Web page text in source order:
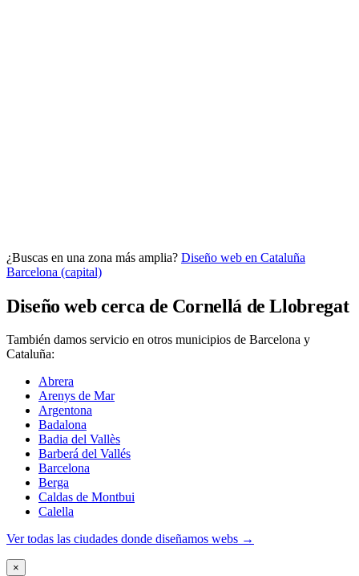
Quiero mi panel
¿Buscas en una zona más amplia? Diseño web en Cataluña
Barcelona (capital)
Diseño web cerca de Cornellá de Llobregat
También damos servicio en otros municipios de Barcelona y
Cataluña:
Abrera
Arenys de Mar
Argentona
Badalona
Badia del Vallès
Barberá del Vallés
Barcelona
Berga
Caldas de Montbui
Calella
Ver todas las ciudades donde diseñamos webs →
×